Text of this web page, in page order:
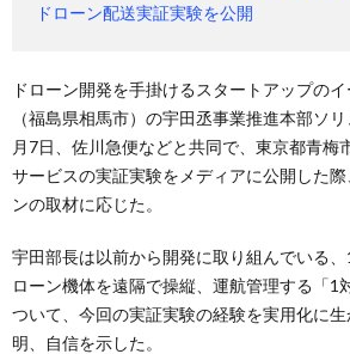
ドローン配送実証実験を公開
ドローン開発を手掛けるスタートアップの
（福島県相馬市）の宇田丞事業推進本部ソ
月7日、佐川急便などと共同で、東京都青梅
サービスの実証実験をメディアに公開した
ンの取材に応じた。
宇田部長は以前から開発に取り組んでいる
ローン機体を遠隔で操縦、運航管理する「1
ついて、今回の実証実験の経験を実用化に
明、自信を示した。